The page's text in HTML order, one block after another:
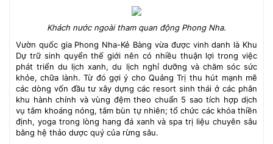
Khách nước ngoài tham quan động Phong Nha.
Vườn quốc gia Phong Nha-Kẻ Bàng vừa được vinh danh là Khu
Dự trữ sinh quyển thế giới nên có nhiều thuận lợi trong việc
phát triển du lịch xanh, du lịch nghỉ dưỡng và chăm sóc sức
khỏe, chữa lành. Từ đó gợi ý cho Quảng Trị thu hút mạnh mẽ
các dòng vốn đầu tư xây dựng các resort sinh thái ở các phân
khu hành chính và vùng đệm theo chuẩn 5 sao tích hợp dịch
vụ tắm khoáng nóng, tắm bùn tự nhiên; tổ chức các khóa thiền
định, yoga trong lòng hang đá xanh và spa trị liệu chuyên sâu
bằng hệ thảo dược quý của rừng sâu.